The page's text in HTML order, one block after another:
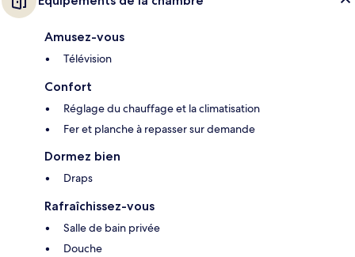
Amusez-vous
Télévision
Confort
Réglage du chauffage et la climatisation
Fer et planche à repasser sur demande
Dormez bien
Draps
Rafraîchissez-vous
Salle de bain privée
Douche